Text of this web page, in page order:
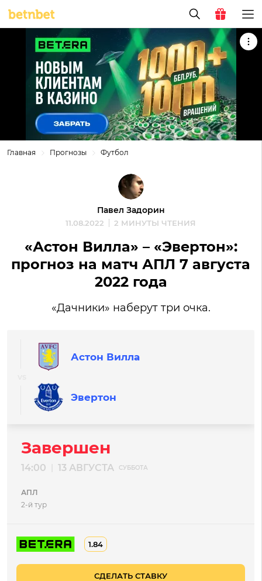
Главная Прогнозы Футбол
Павел Задорин
11.08.2022 2 МИНУТЫ ЧТЕНИЯ
«Астон Вилла» – «Эвертон»:
прогноз на матч АПЛ 7 августа
2022 года
«Дачники» наберут три очка.
Астон Вилла
Эвертон
Завершен
14:00 13 АВГУСТА СУББОТА
АПЛ
2-й тур
1.84
СДЕЛАТЬ СТАВКУ